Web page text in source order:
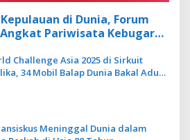
di Dunia, Forum
Pariwisata Kebugaran
Challenge Asia 2025 di Sirkuit
34 Mobil Balap Dunia Bakal Adu
Meninggal Dunia dalam